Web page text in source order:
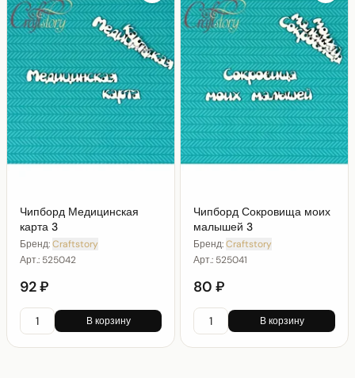
Чипборд Медицинская
карта 3
Бренд:Craftstory
Арт.: 525042
92 ₽
В корзину
Чипборд Сокровища моих
малышей 3
Бренд:Craftstory
Арт.: 525041
80 ₽
В корзину